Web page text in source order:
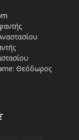
Θεόδωρος